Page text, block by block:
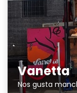
Vanetta
Nos gusta